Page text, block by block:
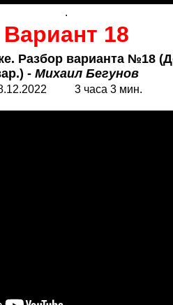
.
Вариант 18
Разбор варианта №18
- Михаил Бегунов
3 часа 3 мин.